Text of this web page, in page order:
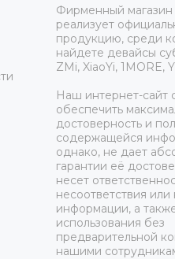
Фирменный
реализует
продукцию, среди
найдете девайсы
ZMi, XiaoYi, 1MORE,
Наш интернет-сайт
обеспечить
достоверность и
содержащейся
однако, не дает
гарантии её
несет
несоответствия
информации, а
использования без
предварительной
нашими